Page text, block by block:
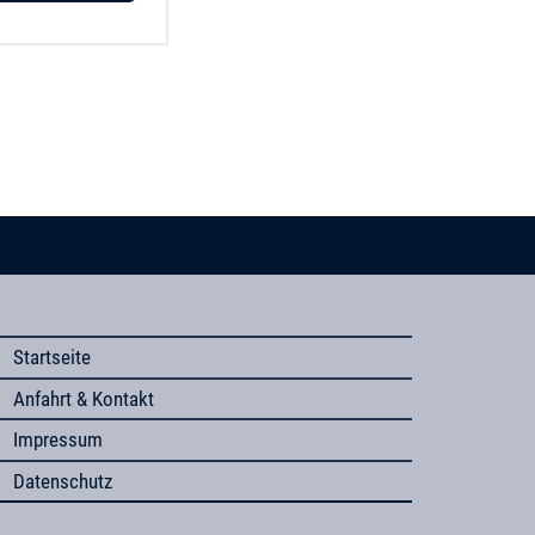
Startseite
Anfahrt & Kontakt
Impressum
Datenschutz